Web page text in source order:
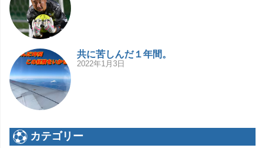
共に苦しんだ１年間。
2022年1月3日
カテゴリー